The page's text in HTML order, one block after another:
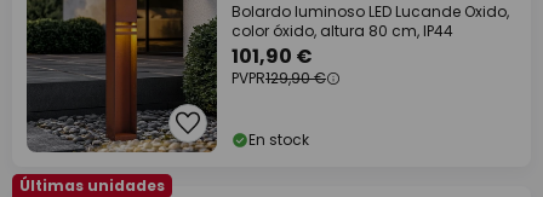
Bolardo luminoso LED Lucande Oxido,
color óxido, altura 80 cm, IP44
101,90 €
PVPR129,90 €
En stock
Últimas unidades